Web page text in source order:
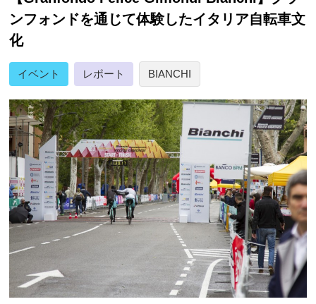
ンフォンドを通じて体験したイタリア自転車文
化
イベント レポート BIANCHI